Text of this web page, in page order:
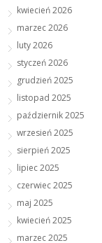
kwiecień 2026
marzec 2026
luty 2026
styczeń 2026
grudzień 2025
listopad 2025
październik 2025
wrzesień 2025
sierpień 2025
lipiec 2025
czerwiec 2025
maj 2025
kwiecień 2025
marzec 2025